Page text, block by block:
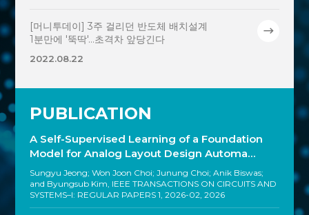
[머니투데이] 3주 걸리던 반도체 배치설계
1분만에 '뚝딱'…초격차 앞당긴다
2022.08.22
PUBLICATION
A Self-Supervised Learning of a Foundation
Model for Analog Layout Design Automa…
Sungyu Jeong; Won Joon Choi; Junung Choi; Anik Biswas;
and Byungsub Kim, IEEE TRANSACTIONS ON CIRCUITS AND
SYSTEMS–I: REGULAR PAPERS 1, 2026-02, 2026